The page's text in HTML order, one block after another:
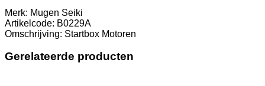
Merk: Mugen Seiki
Artikelcode: B0229A
Omschrijving: Startbox Motoren
Gerelateerde producten